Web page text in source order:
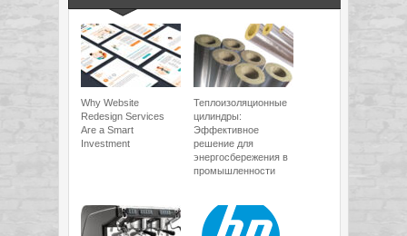
Why Website
Redesign Services
Are a Smart
Investment
Теплоизоляционные
цилиндры:
Эффективное
решение для
энергосбережения в
промышленности